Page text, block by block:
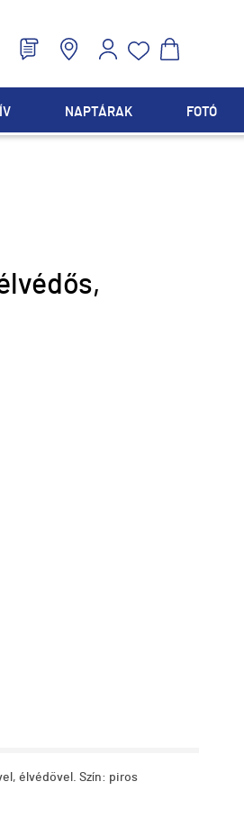
NAPTÁRAK FOTÓ
élvédővel. Szín: piros